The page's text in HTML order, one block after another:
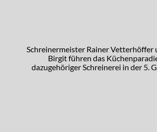
Schreinermeister Rainer Vetterhöffer
Birgit führen das
dazugehöriger Schreinerei in der 5.